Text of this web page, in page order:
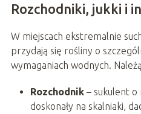
Rozchodniki, jukki i
W miejscach ekstremalnie
przydają się rośliny o
wymaganiach wodnych.
Rozchodnik– sukulent o
doskonały na skalniaki,